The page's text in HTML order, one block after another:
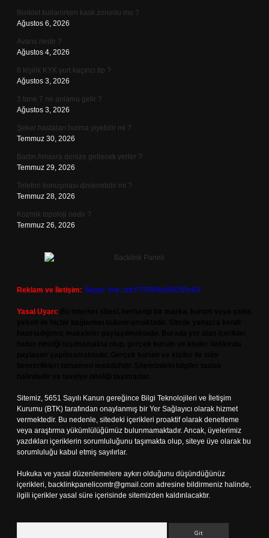
Bisiklet kullanırken kask zorunlu mu ?
Ağustos 6, 2026
Avans nedir ?
Ağustos 4, 2026
6 kişilik KYK yurt kaçıncı tip ?
Ağustos 3, 2026
3 tane 7 ne anlama gelir ?
Ağustos 3, 2026
Şeker hastaları hurma yiyebilir mi ?
Temmuz 30, 2026
Bartın Amasra denize girilecek yerler ?
Temmuz 29, 2026
Telefon konuşması dinlenebilir mi ?
Temmuz 28, 2026
Kozmik topoloji nedir ?
Temmuz 26, 2026
Reklam ve İletişim: Skype: live:.cid.575569c608265c69
Yasal Uyarı:
Sitemiz, 5651 Sayılı Kanun gereğince Bilgi Teknolojileri ve İletişim
Kurumu (BTK) tarafından onaylanmış bir Yer Sağlayıcı olarak hizmet
vermektedir. Bu nedenle, sitedeki içerikleri proaktif olarak denetleme
veya araştırma yükümlülüğümüz bulunmamaktadır. Ancak, üyelerimiz
yazdıkları içeriklerin sorumluluğunu taşımakta olup, siteye üye olarak bu
sorumluluğu kabul etmiş sayılırlar.
Hukuka ve yasal düzenlemelere aykırı olduğunu düşündüğünüz
içerikleri, backlinkpanelicomtr@gmail.com adresine bildirmeniz halinde,
ilgili içerikler yasal süre içerisinde sitemizden kaldırılacaktır.